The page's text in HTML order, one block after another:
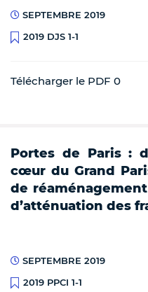
SEPTEMBRE 2019
2019 DJS 1-1
Télécharger le PDF 0
Portes de Paris :
cœur du Grand
de
d’atténuation des
SEPTEMBRE 2019
2019 PPCI 1-1